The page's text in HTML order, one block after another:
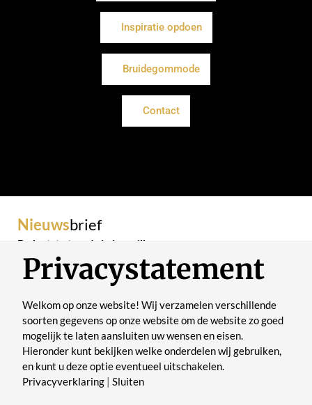
Inspiratie opdoen
Bruidegommode
Contact
Nieuwsbrief
De laatste trends in je mailbox
Verstuur
Privacystatement
Welkom op onze website! Wij verzamelen verschillende
soorten gegevens op onze website om de website zo goed
mogelijk te laten aansluiten uw wensen en eisen.
Hieronder kunt bekijken welke onderdelen wij gebruiken,
en kunt u deze optie eventueel uitschakelen.
Privacyverklaring
Sluiten